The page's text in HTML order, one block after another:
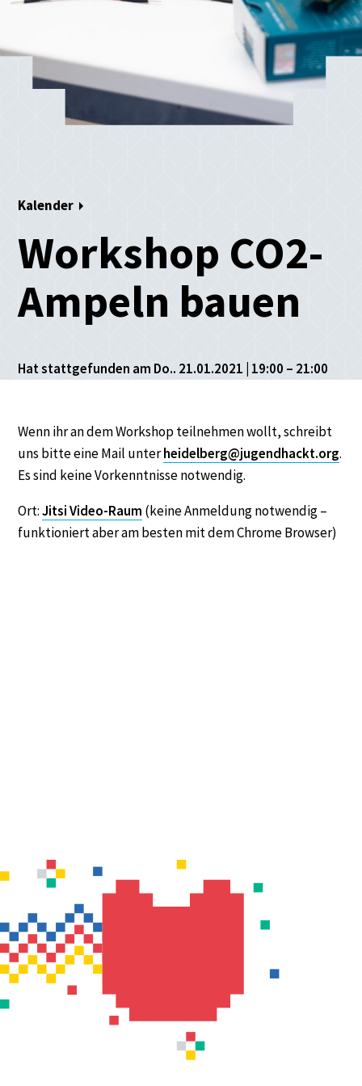
Kalender
Workshop CO2-
Ampeln bauen
Hat stattgefunden am Do.. 21.01.2021 | 19:00 – 21:00
Wenn ihr an dem Workshop teilnehmen wollt, schreibt
uns bitte eine Mail unterheidelberg@jugendhackt.org.
Es sind keine Vorkenntnisse notwendig.
Ort:Jitsi Video-Raum (keine Anmeldung notwendig –
funktioniert aber am besten mit dem Chrome Browser)